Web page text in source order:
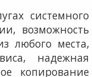
системного
возможность
любого места,
надежная
копирование